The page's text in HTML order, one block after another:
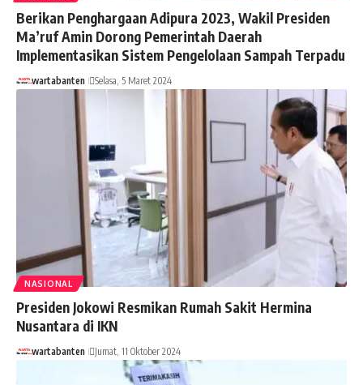
Berikan Penghargaan Adipura 2023, Wakil Presiden
Ma’ruf Amin Dorong Pemerintah Daerah
Implementasikan Sistem Pengelolaan Sampah Terpadu
wartabanten Selasa, 5 Maret 2024
NASIONAL
Presiden Jokowi Resmikan Rumah Sakit Hermina
Nusantara di IKN
wartabanten Jumat, 11 Oktober 2024